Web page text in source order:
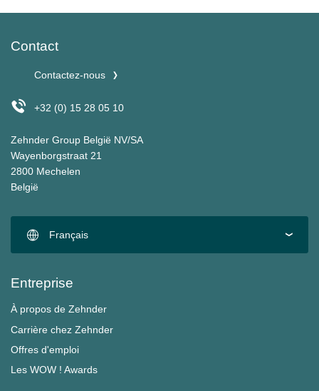
Contact
Contactez-nous
+32 (0) 15 28 05 10
Zehnder Group België NV/SA
Wayenborgstraat 21
2800 Mechelen
België
Français
Entreprise
À propos de Zehnder
Carrière chez Zehnder
Offres d'emploi
Les WOW ! Awards